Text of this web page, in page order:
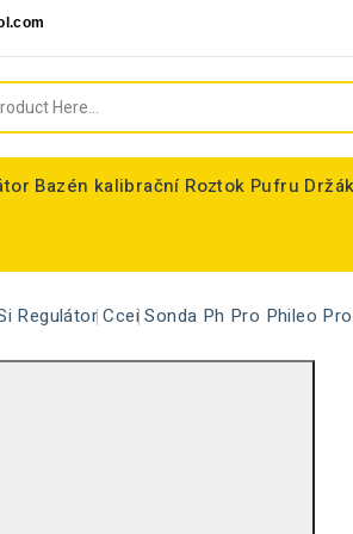
Bazén kalibrační Roztok Pufru
Regulátor Ccei Sonda Ph Pro Phileo